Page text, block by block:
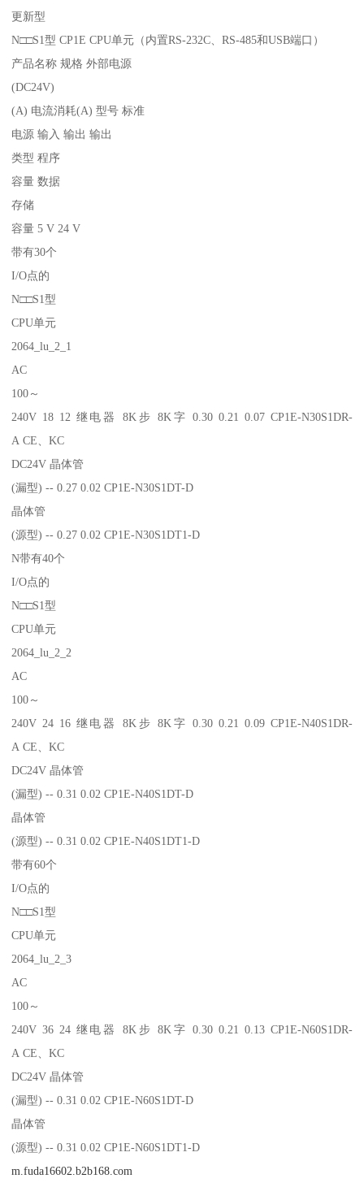
更新型
N□□S1型 CP1E CPU单元（内置RS-232C、RS-485和USB端口）
产品名称 规格 外部电源
(DC24V)
(A) 电流消耗(A) 型号 标准
电源 输入 输出 输出
类型 程序
容量 数据
存储
容量 5 V 24 V
带有30个
I/O点的
N□□S1型
CPU单元
2064_lu_2_1
AC
100～
240V 18 12 继电器 8K步 8K字 0.30 0.21 0.07 CP1E-N30S1DR-
A CE、KC
DC24V 晶体管
(漏型) -- 0.27 0.02 CP1E-N30S1DT-D
晶体管
(源型) -- 0.27 0.02 CP1E-N30S1DT1-D
N带有40个
I/O点的
N□□S1型
CPU单元
2064_lu_2_2
AC
100～
240V 24 16 继电器 8K步 8K字 0.30 0.21 0.09 CP1E-N40S1DR-
A CE、KC
DC24V 晶体管
(漏型) -- 0.31 0.02 CP1E-N40S1DT-D
晶体管
(源型) -- 0.31 0.02 CP1E-N40S1DT1-D
带有60个
I/O点的
N□□S1型
CPU单元
2064_lu_2_3
AC
100～
240V 36 24 继电器 8K步 8K字 0.30 0.21 0.13 CP1E-N60S1DR-
A CE、KC
DC24V 晶体管
(漏型) -- 0.31 0.02 CP1E-N60S1DT-D
晶体管
(源型) -- 0.31 0.02 CP1E-N60S1DT1-D
m.fuda16602.b2b168.com